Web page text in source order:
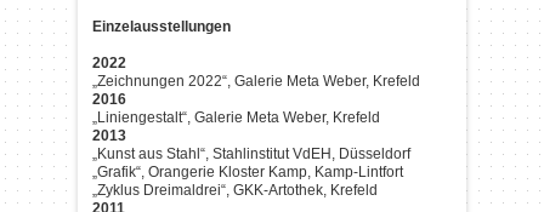
Einzelausstellungen
2022
„Zeichnungen 2022“, Galerie Meta Weber, Krefeld
2016
„Liniengestalt“, Galerie Meta Weber, Krefeld
2013
„Kunst aus Stahl“, Stahlinstitut VdEH, Düsseldorf
„Grafik“, Orangerie Kloster Kamp, Kamp-Lintfort
„Zyklus Dreimaldrei“, GKK-Artothek, Krefeld
2011